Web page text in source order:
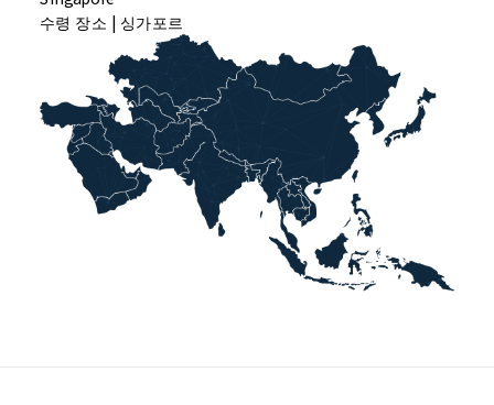
수령 장소 | 싱가포르